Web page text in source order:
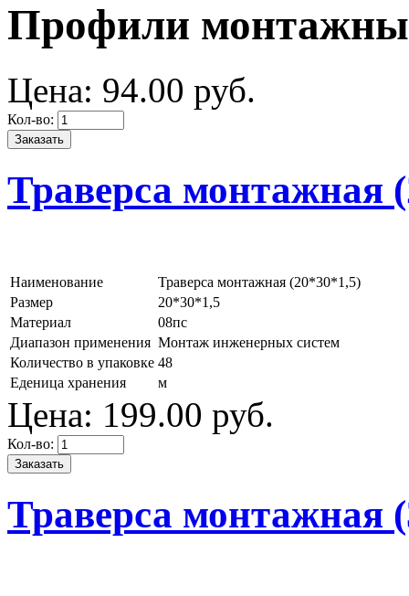
Профили
Цена: 94.00 руб.
Кол-во:
Траверса монтажная
Наименование
Траверса монтажная (20*30*1,5)
Размер
20*30*1,5
Материал
08пс
Диапазон применения Монтаж инженерных систем
Количество в упаковке 48
Еденица хранения
м
Цена: 199.00 руб.
Кол-во:
Траверса монтажная